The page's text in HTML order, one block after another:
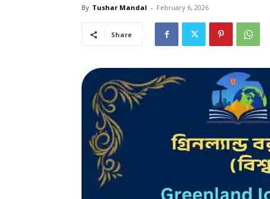
By Tushar Mandal - February 6, 2026
Share